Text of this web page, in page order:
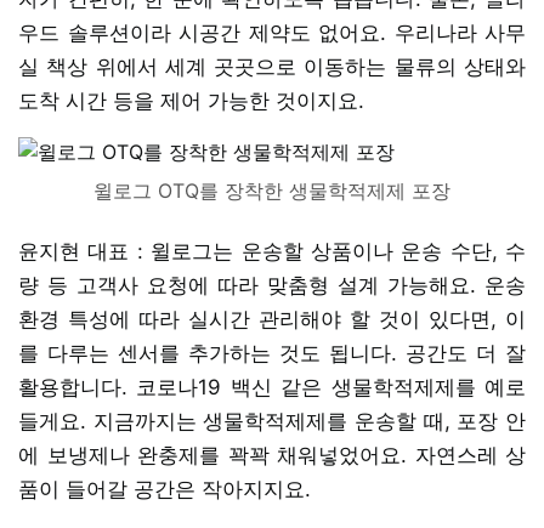
우드 솔루션이라 시공간 제약도 없어요. 우리나라 사무
실 책상 위에서 세계 곳곳으로 이동하는 물류의 상태와
도착 시간 등을 제어 가능한 것이지요.
윌로그 OTQ를 장착한 생물학적제제 포장
윤지현 대표 : 윌로그는 운송할 상품이나 운송 수단, 수
량 등 고객사 요청에 따라 맞춤형 설계 가능해요. 운송
환경 특성에 따라 실시간 관리해야 할 것이 있다면, 이
를 다루는 센서를 추가하는 것도 됩니다. 공간도 더 잘
활용합니다. 코로나19 백신 같은 생물학적제제를 예로
들게요. 지금까지는 생물학적제제를 운송할 때, 포장 안
에 보냉제나 완충제를 꽉꽉 채워넣었어요. 자연스레 상
품이 들어갈 공간은 작아지지요.